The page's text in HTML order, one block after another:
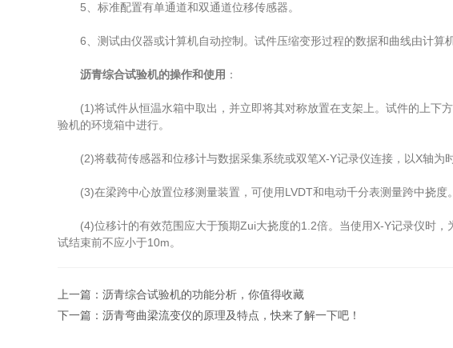
5、标准配置有单通道和双通道位移传感器。
6、测试由仪器或计算机自动控制。试件压缩变形过程的数据和曲线由计算
沥青综合试验机的操作和使用 ：
(1)将试件从恒温水箱中取出，并立即将其对称放置在支架上。试件的上下
验机的环境箱中进行。
(2)将载荷传感器和位移计与数据采集系统或双笔X-Y记录仪连接，以X轴为
(3)在梁跨中心放置位移测量装置，可使用LVDT和电动千分表测量跨中挠度
(4)位移计的有效范围应大于预期Zui大挠度的1.2倍。当使用X-Y记录仪时，
试结束前不应小于10m。
上一篇： 沥青综合试验机的功能分析，你值得收藏
下一篇： 沥青弯曲梁流变仪的原理及特点，快来了解一下吧！